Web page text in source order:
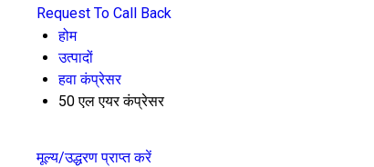
Request To Call Back
होम
उत्पादों
हवा कंप्रेसर
50 एल एयर कंप्रेसर
मूल्य/उद्धरण प्राप्त करें